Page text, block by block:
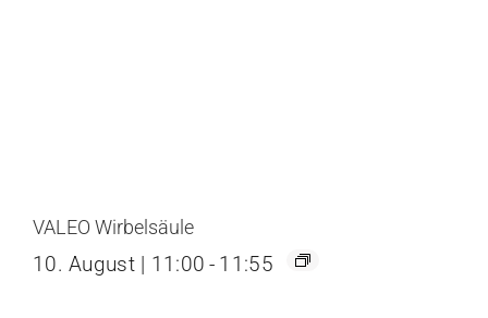
VALEO Wirbelsäule
10. August | 11:00 - 11:55